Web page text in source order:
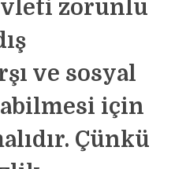
zorunlu
ve sosyal
için
Çünkü